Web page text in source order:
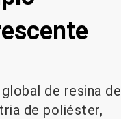
de resina de
de poliéster,